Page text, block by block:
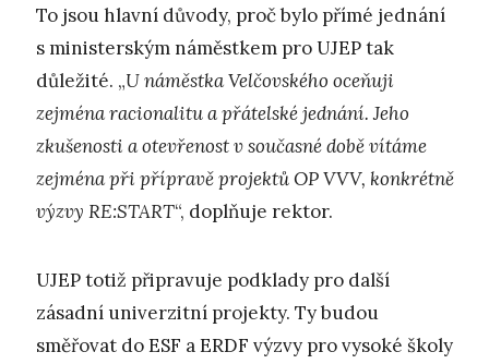
To jsou hlavní důvody, proč bylo přímé jednání
s ministerským náměstkem pro UJEP tak
důležité. „U náměstka Velčovského oceňuji
zejména racionalitu a přátelské jednání. Jeho
zkušenosti a otevřenost v současné době vítáme
zejména při přípravě projektů OP VVV, konkrétně
výzvy RE:START“, doplňuje rektor.
UJEP totiž připravuje podklady pro další
zásadní univerzitní projekty. Ty budou
směřovat do ESF a ERDF výzvy pro vysoké školy